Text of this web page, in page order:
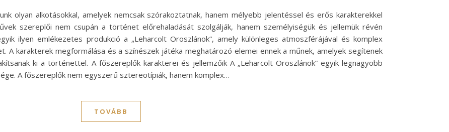
olyan alkotásokkal, amelyek nemcsak szórakoztatnak, hanem mélyebb jelentéssel és erős karakterekkel
szereplői nem csupán a történet előrehaladását szolgálják, hanem személyiségük és jellemük révén
ilyen emlékezetes produkció a „Leharcolt Oroszlánok”, amely különleges atmoszférájával és komplex
A karakterek megformálása és a színészek játéka meghatározó elemei ennek a műnek, amelyek segítenek
ki a történettel. A főszereplők karakterei és jellemzőik A „Leharcolt Oroszlánok” egyik legnagyobb
A főszereplők nem egyszerű sztereotípiák, hanem komplex…
TOVÁBB